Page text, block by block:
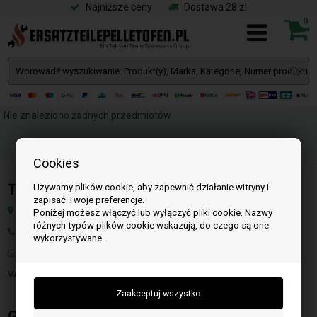
Cookies
Używamy plików cookie, aby zapewnić działanie witryny i
zapisać Twoje preferencje.
Poniżej możesz włączyć lub wyłączyć pliki cookie. Nazwy
różnych typów plików cookie wskazują, do czego są one
wykorzystywane.
Najniższe ceny Dostawa 28 zl
0
Nie znaleziono żadnych przedmiotów
Team SpareParts Group ApS
Klejsgaardvej 19A, 7130 Juelsminde, Dania
Numer: W tej chwili niedostępne
VAT: DK-35862803